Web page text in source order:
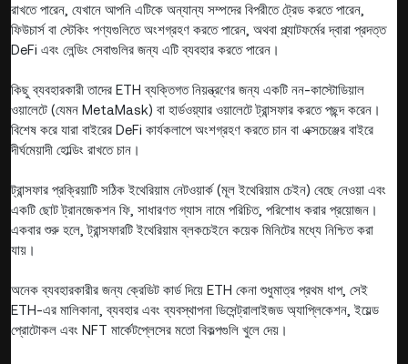
রাখতে পারেন, যেখানে আপনি এটিকে অন্যান্য সম্পদের বিপরীতে ট্রেড করতে পারেন,
ফিউচার্স বা স্টেকিং পণ্যগুলিতে অংশগ্রহণ করতে পারেন, অথবা প্ল্যাটফর্মের দ্বারা প্রদত্ত
DeFi এবং লেন্ডিং সেবাগুলির জন্য এটি ব্যবহার করতে পারেন।
কিছু ব্যবহারকারী তাদের ETH ব্যক্তিগত নিয়ন্ত্রণের জন্য একটি নন-কাস্টোডিয়াল
ওয়ালেটে (যেমন MetaMask) বা হার্ডওয়্যার ওয়ালেটে ট্রান্সফার করতে পছন্দ করেন।
বিশেষ করে যারা বাইরের DeFi কার্যকলাপে অংশগ্রহণ করতে চান বা এক্সচেঞ্জের বাইরে
দীর্ঘমেয়াদী হোল্ডিং রাখতে চান।
ট্রান্সফার প্রক্রিয়াটি সঠিক ইথেরিয়াম নেটওয়ার্ক (মূল ইথেরিয়াম চেইন) বেছে নেওয়া এবং
একটি ছোট ট্রানজেকশন ফি, সাধারণত গ্যাস নামে পরিচিত, পরিশোধ করার প্রয়োজন।
একবার শুরু হলে, ট্রান্সফারটি ইথেরিয়াম ব্লকচেইনে কয়েক মিনিটের মধ্যে নিশ্চিত করা
যায়।
অনেক ব্যবহারকারীর জন্য ক্রেডিট কার্ড দিয়ে ETH কেনা শুধুমাত্র প্রথম ধাপ, সেই
ETH-এর মালিকানা, ব্যবহার এবং ব্যবস্থাপনা ডিসেন্ট্রালাইজড অ্যাপ্লিকেশন, ইয়েল্ড
প্রোটোকল এবং NFT মার্কেটপ্লেসের মতো বিকল্পগুলি খুলে দেয়।